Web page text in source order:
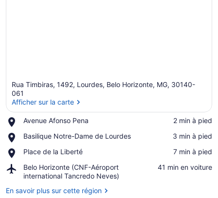
Rua Timbiras, 1492, Lourdes, Belo Horizonte, MG, 30140-
061
Afficher sur la carte
Avenue Afonso Pena
Place,
Afonso
‪2 min à pied‬
Basilique Notre-Dame de Lourdes
Place,
Notre-
de
Lourdes
‪3 min à pied‬
Place de la Liberté
Place,
de
la
Liberté
‪7 min à pied‬
Belo Horizonte (CNF-Aéroport
international Tancredo Neves)
Airport,
Belo
(CNF-
‪41 min en voiture‬
En savoir plus sur cette région